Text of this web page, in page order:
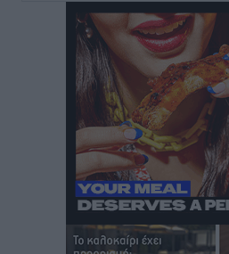
στην Κω
Τοπικές Ειδήσεις πριν 8 ώρες
Αυτοκίνητο μπήκε παράνομα
Μαστιχάρι – Αναποδογύρισε
5χρονο παιδί
Τοπικές Ειδήσεις• πριν 8 ώρες
“Η Ευρώπη αντιμετώπιζε το
τρόμου” – Η συγκλονιστική
Γιασιράνη στον RV για τα